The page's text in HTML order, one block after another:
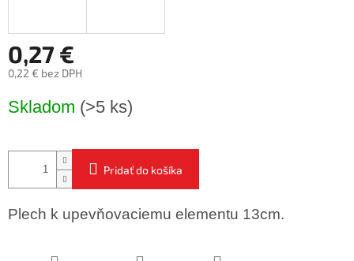
0,27 €
0,22 € bez DPH
cena:
Skladom (>5 ks)
Pridať do košíka
Plech k upevňovaciemu elementu 13cm.